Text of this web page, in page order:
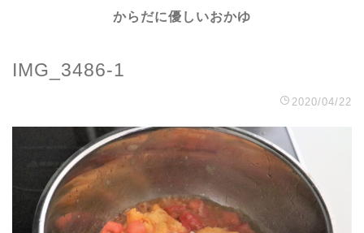
からだに優しいおかゆ
IMG_3486-1
2020/04/22